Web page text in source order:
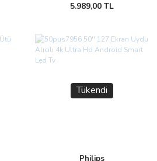
5.989,00 TL
Tükendi
Philips